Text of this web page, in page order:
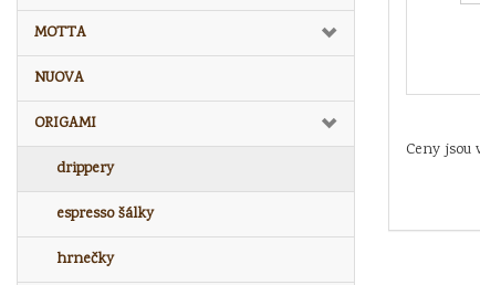
MOTTA
NUOVA
ORIGAMI
drippery
espresso šálky
hrnečky
Ceny jsou